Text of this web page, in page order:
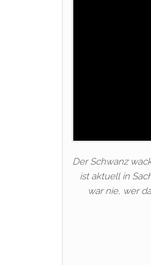
Der Schwanz
ist aktuell in
war nie, wer